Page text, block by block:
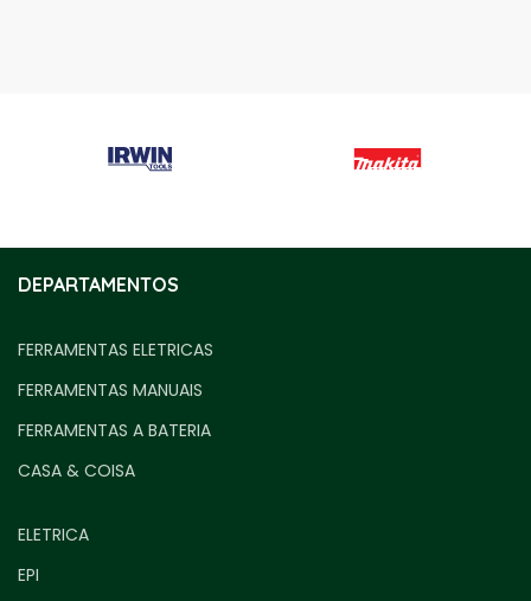
DEPARTAMENTOS
FERRAMENTAS ELETRICAS
FERRAMENTAS MANUAIS
FERRAMENTAS A BATERIA
CASA & COISA
ELETRICA
EPI